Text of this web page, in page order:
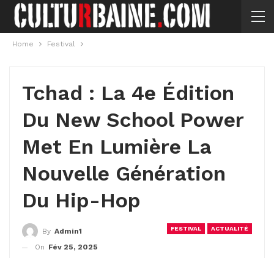
Home Festival
Tchad : La 4e Édition
Du New School Power
Met En Lumière La
Nouvelle Génération
Du Hip-Hop
FESTIVAL ACTUALITÉ
By Admin1
On Fév 25, 2025